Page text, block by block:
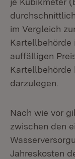
im Vergleich
Kartellbehörde
auffälligen
Kartellbehörde
darzulegen.
Nach wie vor
zwischen den
Jahreskosten